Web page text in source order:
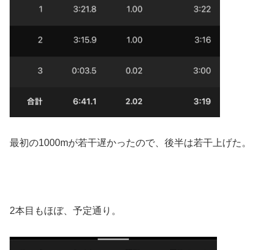
最初の1000mが若干遅かったので、後半は若干上げた。
2本目もほぼ、予定通り。